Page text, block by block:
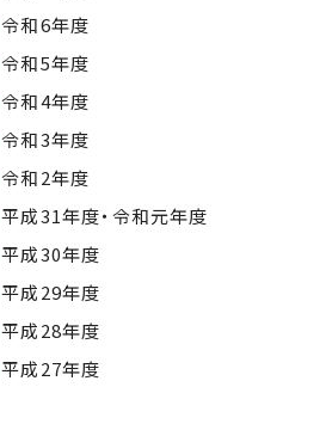
令和6年度
令和5年度
令和4年度
令和3年度
令和2年度
平成31年度・令和元年度
平成30年度
平成29年度
平成28年度
平成27年度